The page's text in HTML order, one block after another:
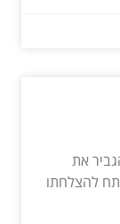
את
להצלחתו